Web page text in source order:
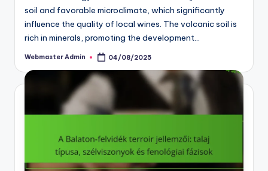
soil and favorable microclimate, which significantly
influence the quality of local wines. The volcanic soil is
rich in minerals, promoting the development…
Posted
Webmaster Admin 04/08/2025